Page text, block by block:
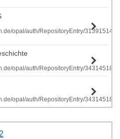
opal/auth/RepositoryEntry/
opal/auth/RepositoryEntry/
opal/auth/RepositoryEntry/